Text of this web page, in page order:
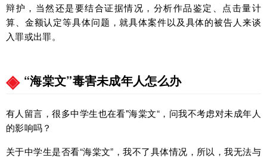
辩护，当然还是要结合证据情况，分析作品鉴定、点击量计
算、金额认定等具体问题，就具体案件以及具体的被告人来谈
入罪或出罪。
“海棠文”毒害未成年人怎么办
有人留言，很多中学生也在看"海棠文“，问我不考虑对未成年人
的影响吗？
关于中学生是否看“海棠文”，我不了具体情况，所以，我无法与